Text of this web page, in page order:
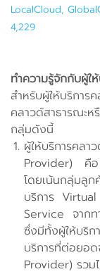
LocalCloud,
4,229
ทำความรู้จักกับผู้ใ
สำหรับผู้ให้บริกา
คลาวด์สาธารณะ
กลุ่มดังนี้
ผู้ให้บริการคลา
Provider) คือ
โดยเน้นกลุ่มลู
บริการ
Service จากท
ซึ่งมีทั้งผู้ให้บริ
บริการที่ต่อยอ
Provider) รวม